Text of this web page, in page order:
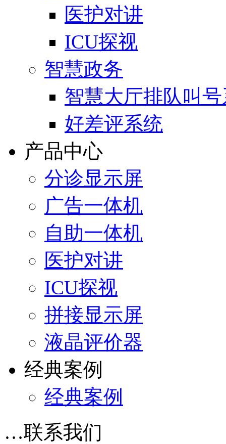
医护对讲
ICU探视
智慧政务
智慧大厅排队叫
好差评系统
产品中心
分诊显示屏
广告一体机
自助一体机
医护对讲
ICU探视
拼接显示屏
液晶评价器
经典案例
经典案例
…联系我们